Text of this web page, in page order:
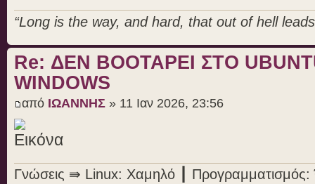
“Long is the way, and hard, that out of hell
Re: ΔΕΝ BOOTAΡΕΙ ΣΤΟ
WINDOWS
από ΙΩΑΝΝΗΣ » 11 Ιαν 2026, 23:56
Γνώσεις ⇛ Linux: Χαμηλό ┃ Προγραμματισμός: